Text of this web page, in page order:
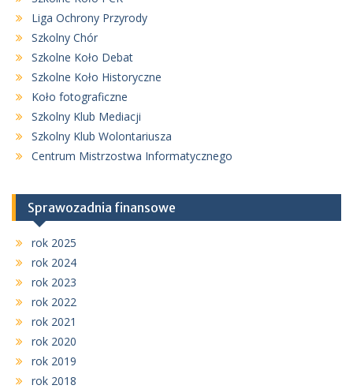
Liga Ochrony Przyrody
Szkolny Chór
Szkolne Koło Debat
Szkolne Koło Historyczne
Koło fotograficzne
Szkolny Klub Mediacji
Szkolny Klub Wolontariusza
Centrum Mistrzostwa Informatycznego
Sprawozadnia finansowe
rok 2025
rok 2024
rok 2023
rok 2022
rok 2021
rok 2020
rok 2019
rok 2018